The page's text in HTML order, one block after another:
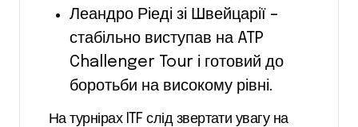
Леандро Ріеді зі Швейцарії –
стабільно виступав на ATP
Challenger Tour і готовий до
боротьби на високому рівні.
На турнірах ITF слід звертати увагу на